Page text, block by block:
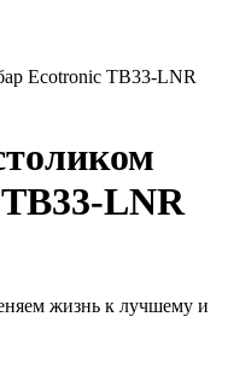
Ecotronic ТВ33-LNR
LNR
жизнь к лучшему и